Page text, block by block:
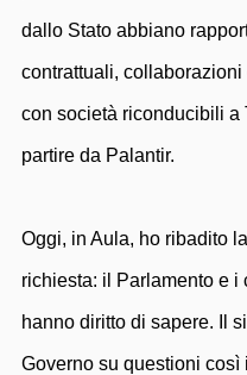
dallo Stato abbiano
contrattuali, collaborazioni
con società riconducibili a
partire da Palantir.
Oggi, in Aula, ho ribadito
richiesta: il Parlamento e i
hanno diritto di sapere. Il
Governo su questioni così